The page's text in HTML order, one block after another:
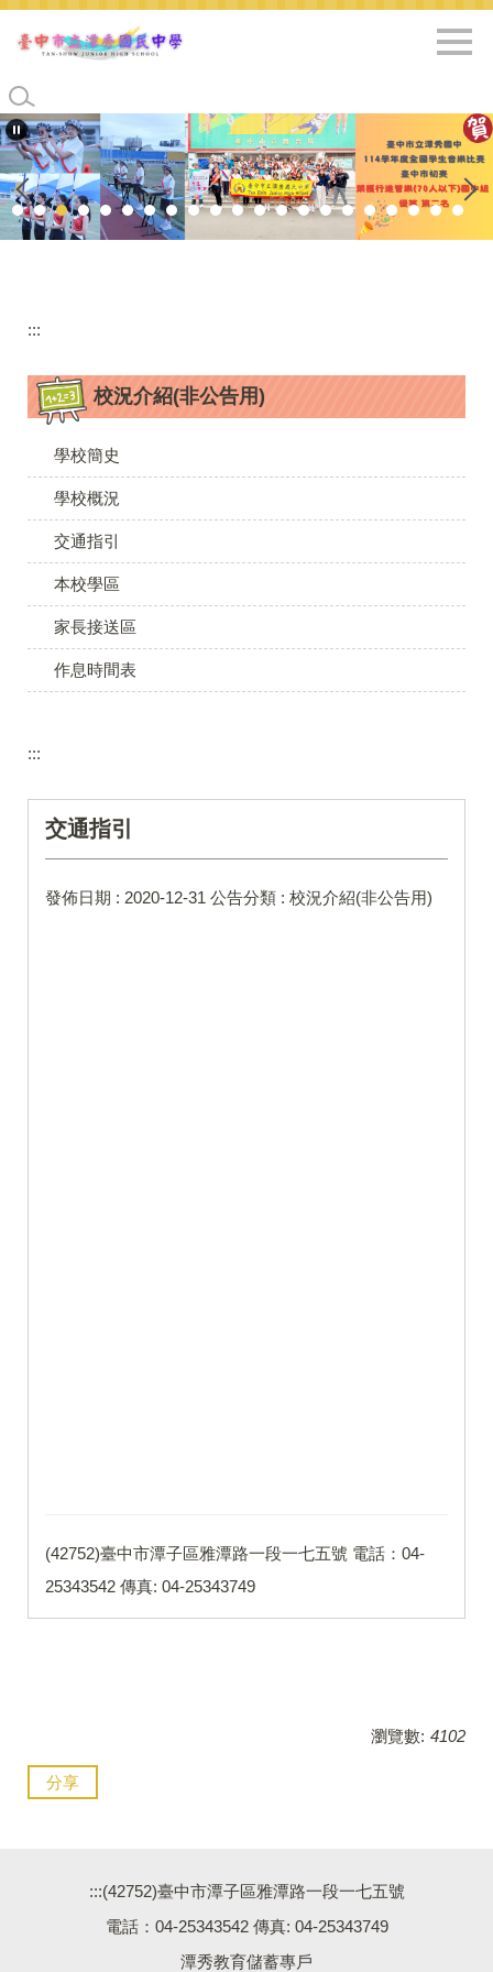
跳
到
要
內
容
區
:::
校況介紹(非公告用)
學校簡史
學校概況
交通指引
本校學區
家長接送區
作息時間表
:::
交通指引
發佈日期 : 2020-12-31 公告分類 : 校況介紹(非公告用)
(42752)臺中市潭子區雅潭路一段一七五號 電話：04-
25343542 傳真: 04-25343749
瀏覽數: 4102
分享
:::(42752)臺中市潭子區雅潭路一段一七五號
電話：04-25343542 傳真: 04-25343749
潭秀教育儲蓄專戶